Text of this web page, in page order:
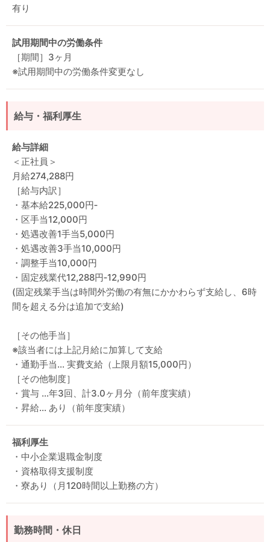
有り
試用期間中の労働条件
［期間］3ヶ月
※試用期間中の労働条件変更なし
給与・福利厚生
給与詳細
＜正社員＞
月給274,288円
［給与内訳］
・基本給225,000円‐
・区手当12,000円
・処遇改善1手当5,000円
・処遇改善3手当10,000円
・調整手当10,000円
・固定残業代12,288円‐12,990円
(固定残業手当は時間外労働の有無にかかわらず支給し、6時
間を超える分は追加で支給)
［その他手当］
※該当者には上記月給に加算して支給
・通勤手当… 実費支給（上限月額15,000円）
［その他制度］
・賞与 …年3回、計3.0ヶ月分（前年度実績）
・昇給… あり（前年度実績）
福利厚生
・中小企業退職金制度
・資格取得支援制度
・寮あり（月120時間以上勤務の方）
勤務時間・休日